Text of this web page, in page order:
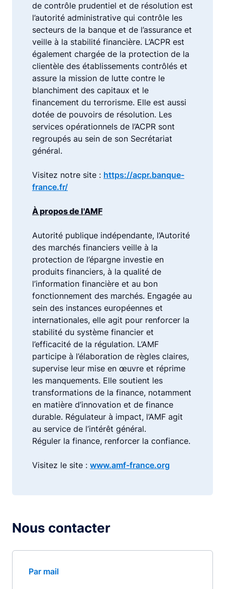
de contrôle prudentiel et de résolution est
l’autorité administrative qui contrôle les
secteurs de la banque et de l’assurance et
veille à la stabilité financière. L’ACPR est
également chargée de la protection de la
clientèle des établissements contrôlés et
assure la mission de lutte contre le
blanchiment des capitaux et le
financement du terrorisme. Elle est aussi
dotée de pouvoirs de résolution. Les
services opérationnels de l’ACPR sont
regroupés au sein de son Secrétariat
général.
Visitez notre site : https://acpr.banque-
france.fr/
À propos de l'AMF
Autorité publique indépendante, l’Autorité
des marchés financiers veille à la
protection de l’épargne investie en
produits financiers, à la qualité de
l’information financière et au bon
fonctionnement des marchés. Engagée au
sein des instances européennes et
internationales, elle agit pour renforcer la
stabilité du système financier et
l’efficacité de la régulation. L’AMF
participe à l’élaboration de règles claires,
supervise leur mise en œuvre et réprime
les manquements. Elle soutient les
transformations de la finance, notamment
en matière d’innovation et de finance
durable. Régulateur à impact, l’AMF agit
au service de l’intérêt général.
Réguler la finance, renforcer la confiance.
Visitez le site : www.amf-france.org
Nous contacter
Par mail